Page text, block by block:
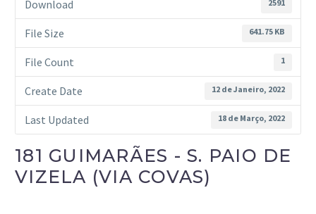
Download 2591
File Size 641.75 KB
File Count 1
Create Date 12 de Janeiro, 2022
Last Updated 18 de Março, 2022
181 GUIMARÃES - S. PAIO DE
VIZELA (VIA COVAS)